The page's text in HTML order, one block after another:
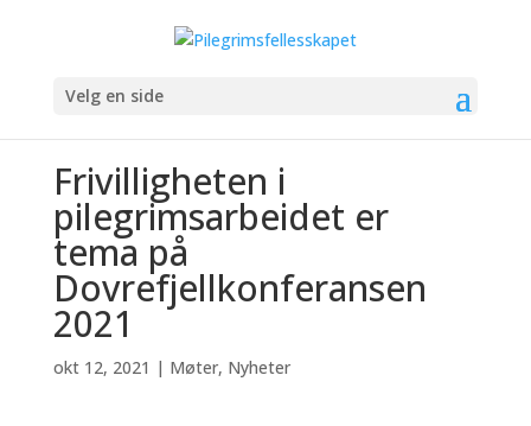
Velg en side
Frivilligheten i
pilegrimsarbeidet er
tema på
Dovrefjellkonferansen
2021
okt 12, 2021 | Møter, Nyheter